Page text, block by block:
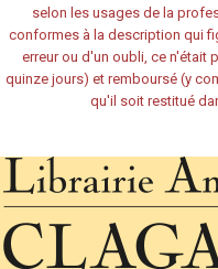
selon les usages de la
conformes à la description qui
erreur ou d'un oubli, ce n'était
quinze jours) et remboursé (y
qu'il soit restitué